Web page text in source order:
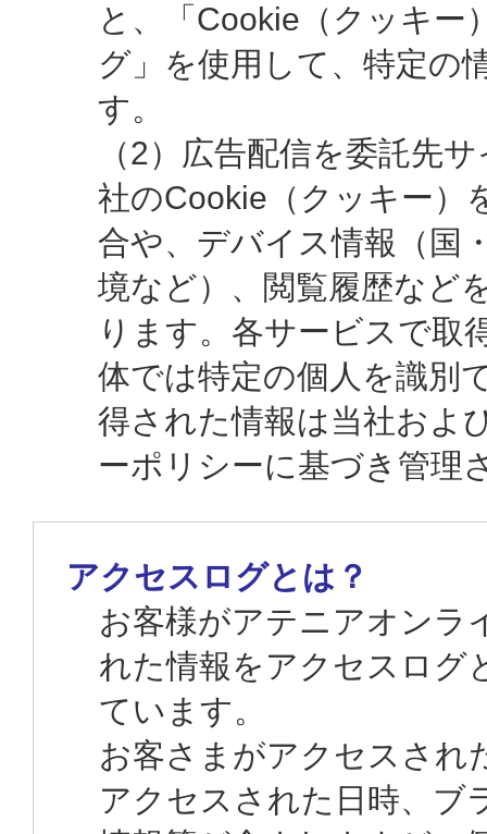
と、「Cookie（クッキー
グ」を使用して、特定の
す。
（2）広告配信を委託先
社のCookie（クッキー）
合や、デバイス情報（国
境など）、閲覧履歴など
ります。各サービスで取
体では特定の個人を識別
得された情報は当社およ
ーポリシーに基づき管理
アクセスログとは？
お客様がアテニアオンラ
れた情報をアクセスログ
ています。
お客さまがアクセスされ
アクセスされた日時、ブ